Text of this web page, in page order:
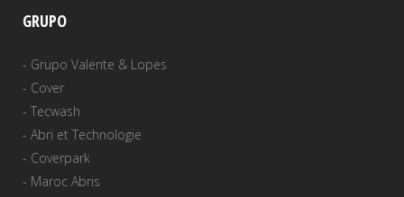
GRUPO
- Grupo Valente & Lopes
- Cover
- Tecwash
- Abri et Technologie
- Coverpark
- Maroc Abris